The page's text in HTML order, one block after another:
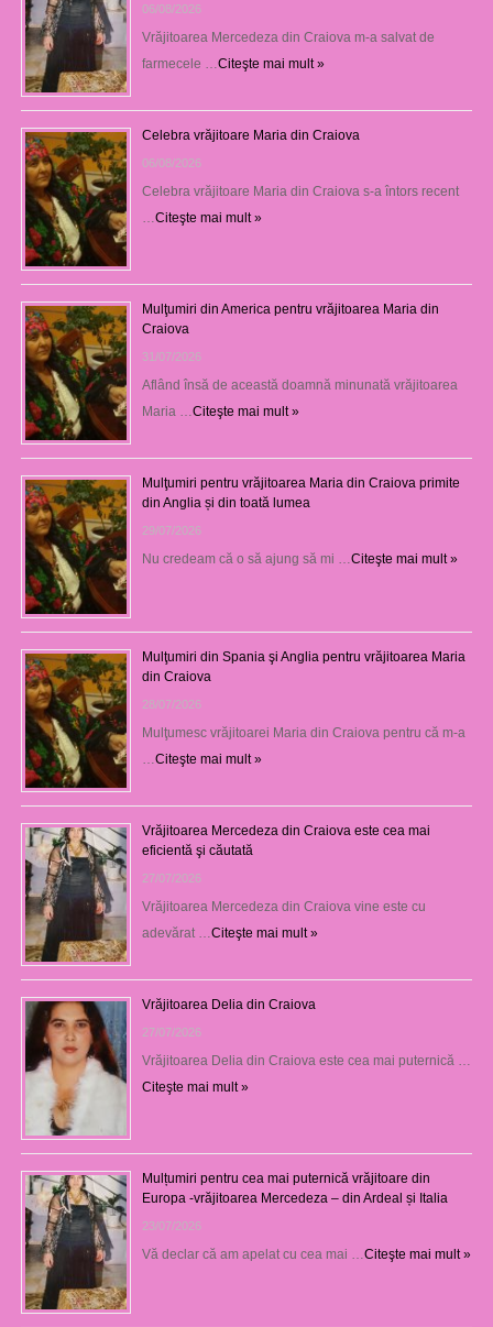
06/08/2026
Vrăjitoarea Mercedeza din Craiova m-a salvat de
farmecele … Citeşte mai mult »
Celebra vrăjitoare Maria din Craiova
06/08/2026
Celebra vrăjitoare Maria din Craiova s-a întors recent
Citeşte mai mult »
Mulţumiri din America pentru vrăjitoarea Maria din
Craiova
31/07/2026
Aflând însă de această doamnă minunată vrăjitoarea
Maria … Citeşte mai mult »
Mulţumiri pentru vrăjitoarea Maria din Craiova primite
din Anglia și din toată lumea
29/07/2026
Nu credeam că o să ajung să mi … Citeşte mai mult »
Mulţumiri din Spania şi Anglia pentru vrăjitoarea Maria
din Craiova
28/07/2026
Mulţumesc vrăjitoarei Maria din Craiova pentru că m-a
Citeşte mai mult »
Vrăjitoarea Mercedeza din Craiova este cea mai
eficientă şi căutată
27/07/2026
Vrăjitoarea Mercedeza din Craiova vine este cu
adevărat … Citeşte mai mult »
Vrăjitoarea Delia din Craiova
27/07/2026
Vrăjitoarea Delia din Craiova este cea mai puternică …
Citeşte mai mult »
Mulțumiri pentru cea mai puternică vrăjitoare din
Europa -vrăjitoarea Mercedeza – din Ardeal și Italia
23/07/2026
Vă declar că am apelat cu cea mai … Citeşte mai mult »